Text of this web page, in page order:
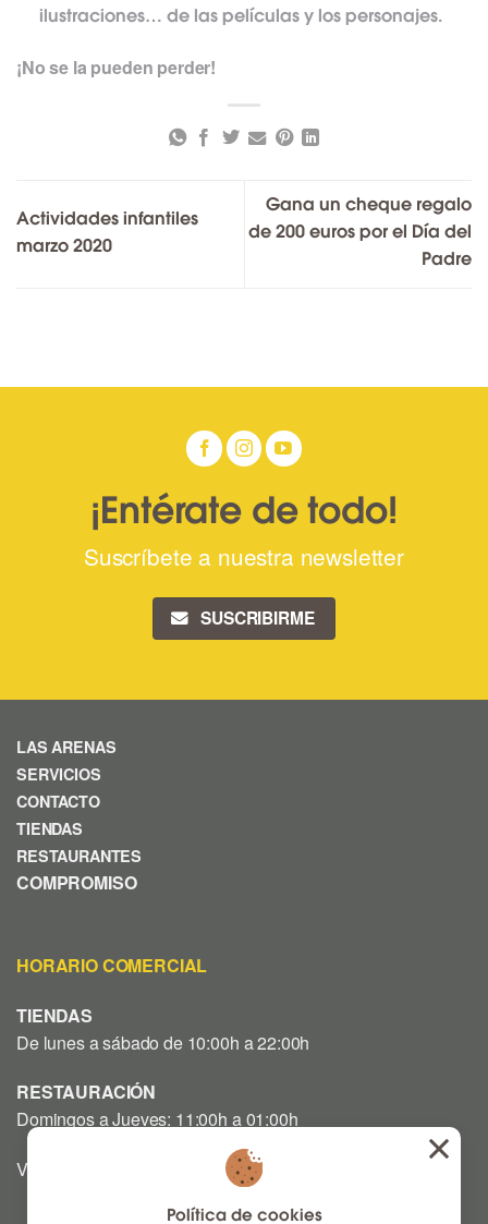
ilustraciones… de las películas y los personajes.
¡No se la pueden perder!
Actividades infantiles
marzo 2020
Gana un cheque regalo
de 200 euros por el Día del
Padre
¡Entérate de todo!
Suscríbete a nuestra newsletter
SUSCRIBIRME
LAS ARENAS
SERVICIOS
CONTACTO
TIENDAS
RESTAURANTES
COMPROMISO
HORARIO COMERCIAL
TIENDAS
De lunes a sábado de 10:00h a 22:00h
RESTAURACIÓN
Domingos a Jueves: 11:00h a 01:00h
Viernes y Sábado: 12:00h a 03:00h
Política de cookies